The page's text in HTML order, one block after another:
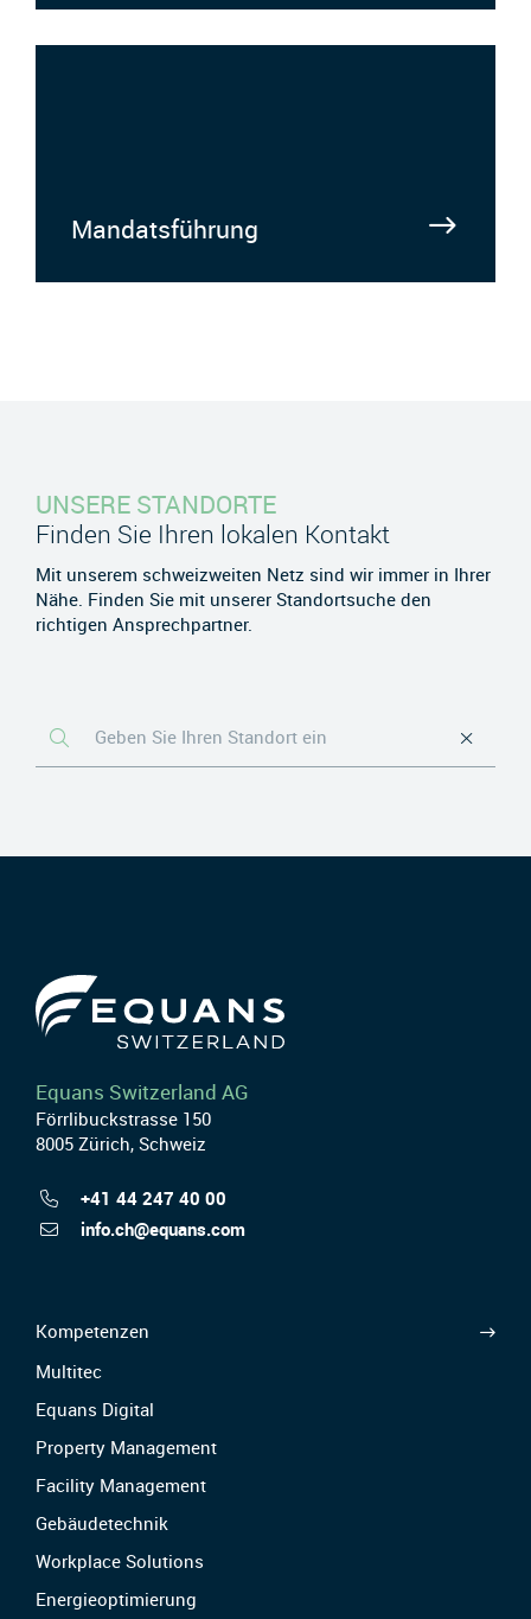
Mandatsführung
UNSERE STANDORTE
Finden Sie Ihren lokalen Kontakt
Mit unserem schweizweiten Netz sind wir immer in Ihrer
Nähe. Finden Sie mit unserer Standortsuche den
richtigen Ansprechpartner.
Equans Switzerland AG
Förrlibuckstrasse 150
8005 Zürich, Schweiz
+41 44 247 40 00
info.ch@equans.com
Kompetenzen
Multitec
Equans Digital
Property Management
Facility Management
Gebäudetechnik
Workplace Solutions
Energieoptimierung